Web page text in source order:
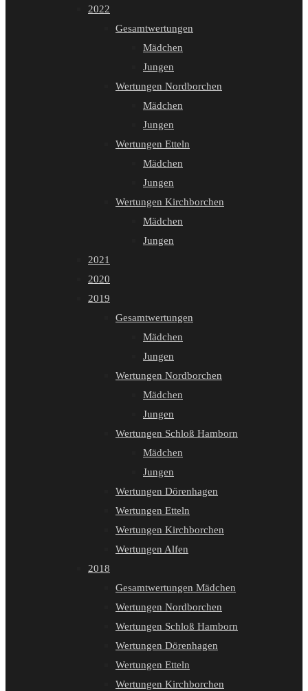
2022
Gesamtwertungen
Mädchen
Jungen
Wertungen Nordborchen
Mädchen
Jungen
Wertungen Etteln
Mädchen
Jungen
Wertungen Kirchborchen
Mädchen
Jungen
2021
2020
2019
Gesamtwertungen
Mädchen
Jungen
Wertungen Nordborchen
Mädchen
Jungen
Wertungen Schloß Hamborn
Mädchen
Jungen
Wertungen Dörenhagen
Wertungen Etteln
Wertungen Kirchborchen
Wertungen Alfen
2018
Gesamtwertungen Mädchen
Wertungen Nordborchen
Wertungen Schloß Hamborn
Wertungen Dörenhagen
Wertungen Etteln
Wertungen Kirchborchen